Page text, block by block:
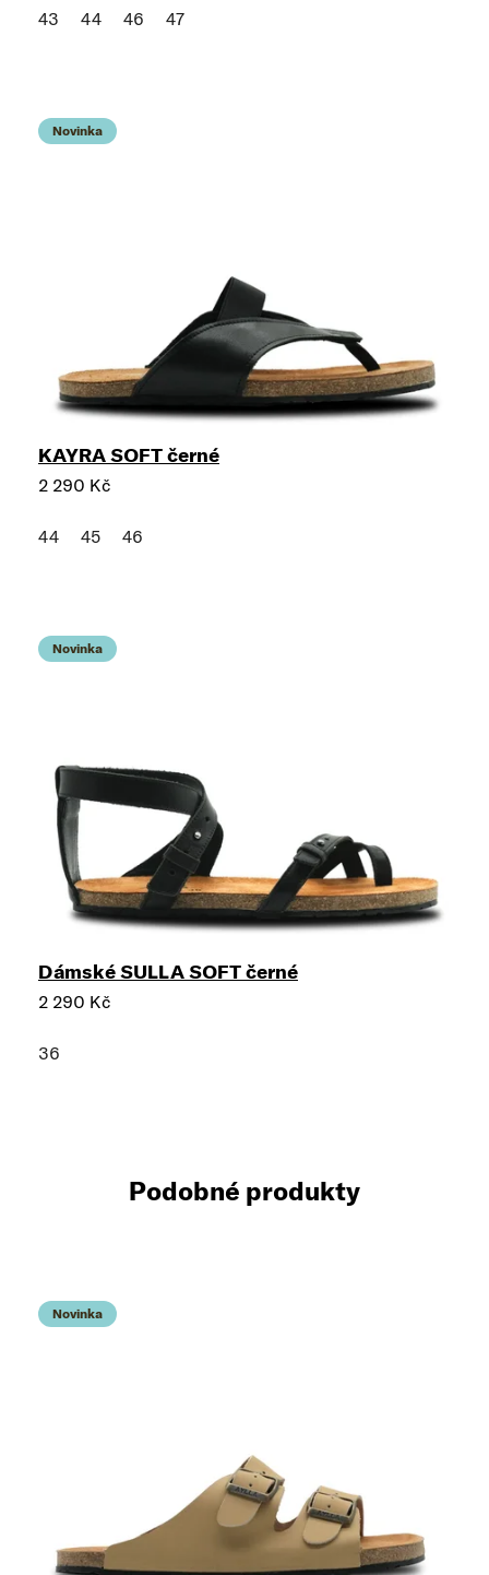
43 44 46 47
Novinka
KAYRA SOFT černé
2 290 Kč
44 45 46
Novinka
Dámské SULLA SOFT černé
2 290 Kč
36
Podobné produkty
Novinka